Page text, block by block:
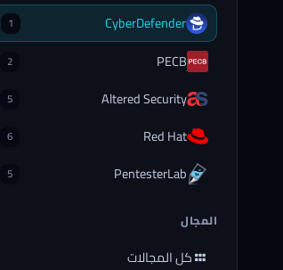
CyberDefender
1
PECB
2
Altered Security
5
Red Hat
6
PentesterLab
5
المجال
كل المجالات